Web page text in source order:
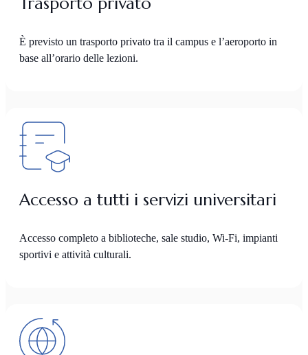
È previsto un trasporto privato tra il campus e l’aeroporto in
base all’orario delle lezioni.
Accesso a tutti i servizi universitari
Accesso completo a biblioteche, sale studio, Wi-Fi, impianti
sportivi e attività culturali.